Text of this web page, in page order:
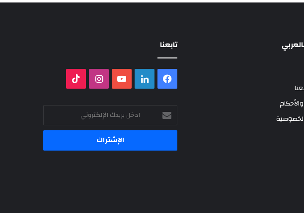
تابعنا
فيسبوك لينكدإن ‫YouTubeانستقرام
ادخل
بريدك
الإلكتروني